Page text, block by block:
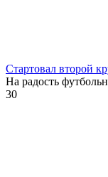
Стартовал второй
На радость
30